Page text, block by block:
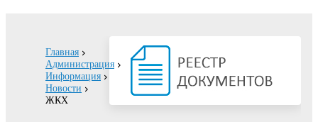
Главная
Администрация
Информация
Новости
ЖКХ